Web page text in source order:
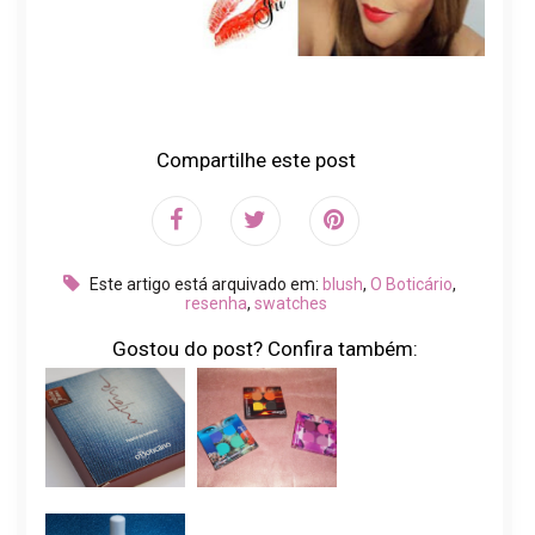
Compartilhe este post
Este artigo está arquivado em: blush, O Boticário,
resenha, swatches
Gostou do post? Confira também: